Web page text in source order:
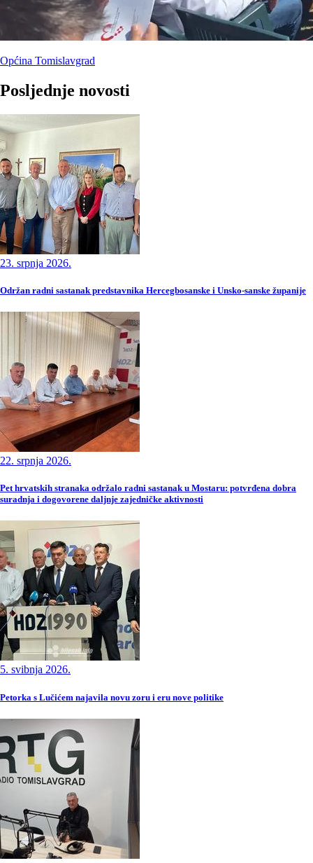
Općina Tomislavgrad
Posljednje novosti
23. srpnja 2026.
Održan radni sastanak predstavnika Hercegbosanske i Unsko-sanske županije
22. srpnja 2026.
Pet hrvatskih stranaka održalo radni sastanak u Mostaru: potvrđena dobra
suradnja i dogovorene daljnje zajedničke aktivnosti
5. svibnja 2026.
Petorka s Lučićem najavila novu zoru i eru nove politike